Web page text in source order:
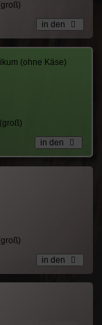
in den
(ohne Käse)
in den
in den